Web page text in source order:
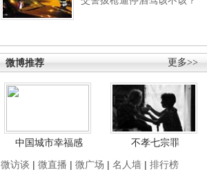
更多>>
微博推荐
中国城市幸福感
不孝七宗罪
微访谈 | 微直播 | 微广场 | 名人墙 | 排行榜